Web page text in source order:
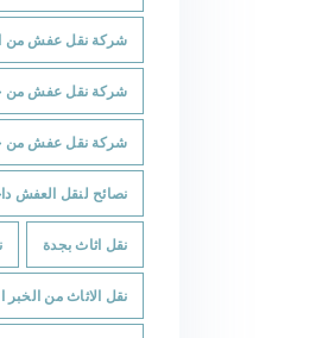
شركة نقل عفش من
شركة نقل عفش من
شركة نقل عفش من
نصائح لنقل العفش
نقل اثاث بجدة
نقل الاثاث من الخبر